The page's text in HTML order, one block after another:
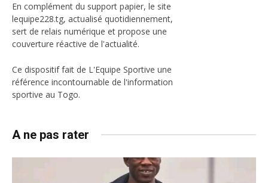
En complément du support papier, le site
lequipe228.tg, actualisé quotidiennement,
sert de relais numérique et propose une
couverture réactive de l'actualité.
Ce dispositif fait de L'Equipe Sportive une
référence incontournable de l'information
sportive au Togo.
A ne pas rater